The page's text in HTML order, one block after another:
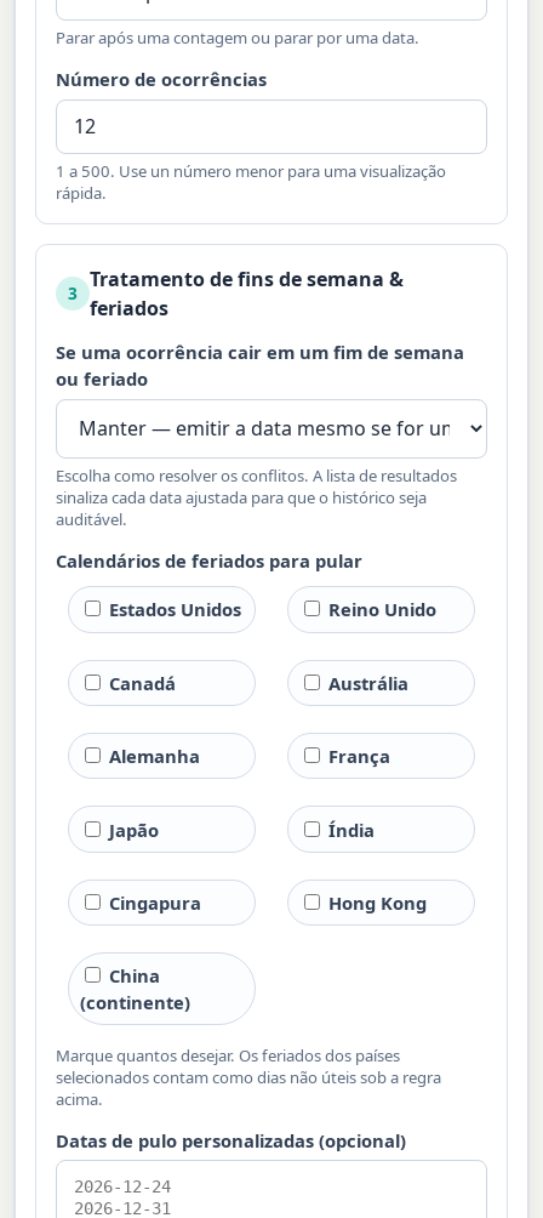
Parar após uma contagem ou parar por uma data.
Número de ocorrências
1 a 500. Use un número menor para uma visualização
rápida.
3
Tratamento de fins de semana &
feriados
Se uma ocorrência cair em um fim de semana
ou feriado
Escolha como resolver os conflitos. A lista de resultados
sinaliza cada data ajustada para que o histórico seja
auditável.
Calendários de feriados para pular
Estados Unidos Reino Unido
Canadá Austrália
Alemanha França
Japão Índia
Cingapura Hong Kong
China
(continente)
Marque quantos desejar. Os feriados dos países
selecionados contam como dias não úteis sob a regra
acima.
Datas de pulo personalizadas (opcional)